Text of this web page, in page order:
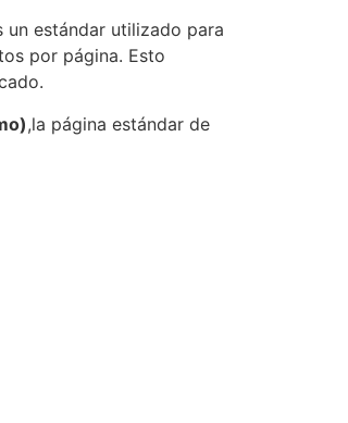
estándar utilizado para
por página. Esto
,la página estándar de